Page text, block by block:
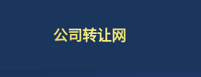
公司转让网